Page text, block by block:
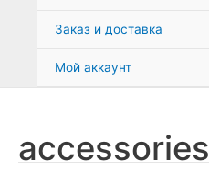
Заказ и доставка
Мой аккаунт
accessories